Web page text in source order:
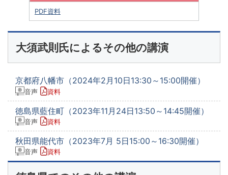
PDF資料
大須武則氏によるその他の講演
京都府八幡市（2024年2月10日13:30～15:00開催）
音声 資料
徳島県藍住町（2023年11月24日13:50～14:45開催）
音声 資料
秋田県能代市（2023年7月 5日15:00～16:30開催）
音声 資料